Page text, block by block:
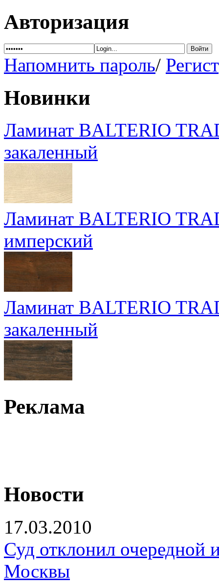
Авторизация
Напомнить пароль/
Новинки
Ламинат BALTERIO
закаленный
Ламинат BALTERIO
имперский
Ламинат BALTERIO
закаленный
Реклама
Новости
17.03.2010
Суд отклонил очередной
Москвы